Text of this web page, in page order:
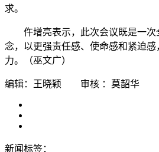
求。
仵增亮表示，此次会议既是一
念，以更强责任感、使命感和紧迫
力。（巫文广）
编辑：王晓颖 审核 ：莫韶华
新闻标签：